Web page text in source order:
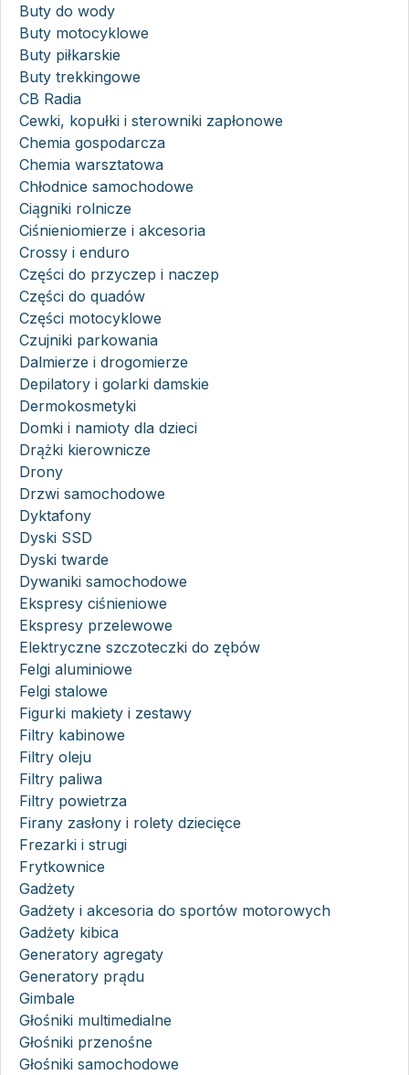
Buty do wody
Buty motocyklowe
Buty piłkarskie
Buty trekkingowe
CB Radia
Cewki, kopułki i sterowniki zapłonowe
Chemia gospodarcza
Chemia warsztatowa
Chłodnice samochodowe
Ciągniki rolnicze
Ciśnieniomierze i akcesoria
Crossy i enduro
Części do przyczep i naczep
Części do quadów
Części motocyklowe
Czujniki parkowania
Dalmierze i drogomierze
Depilatory i golarki damskie
Dermokosmetyki
Domki i namioty dla dzieci
Drążki kierownicze
Drony
Drzwi samochodowe
Dyktafony
Dyski SSD
Dyski twarde
Dywaniki samochodowe
Ekspresy ciśnieniowe
Ekspresy przelewowe
Elektryczne szczoteczki do zębów
Felgi aluminiowe
Felgi stalowe
Figurki makiety i zestawy
Filtry kabinowe
Filtry oleju
Filtry paliwa
Filtry powietrza
Firany zasłony i rolety dziecięce
Frezarki i strugi
Frytkownice
Gadżety
Gadżety i akcesoria do sportów motorowych
Gadżety kibica
Generatory agregaty
Generatory prądu
Gimbale
Głośniki multimedialne
Głośniki przenośne
Głośniki samochodowe